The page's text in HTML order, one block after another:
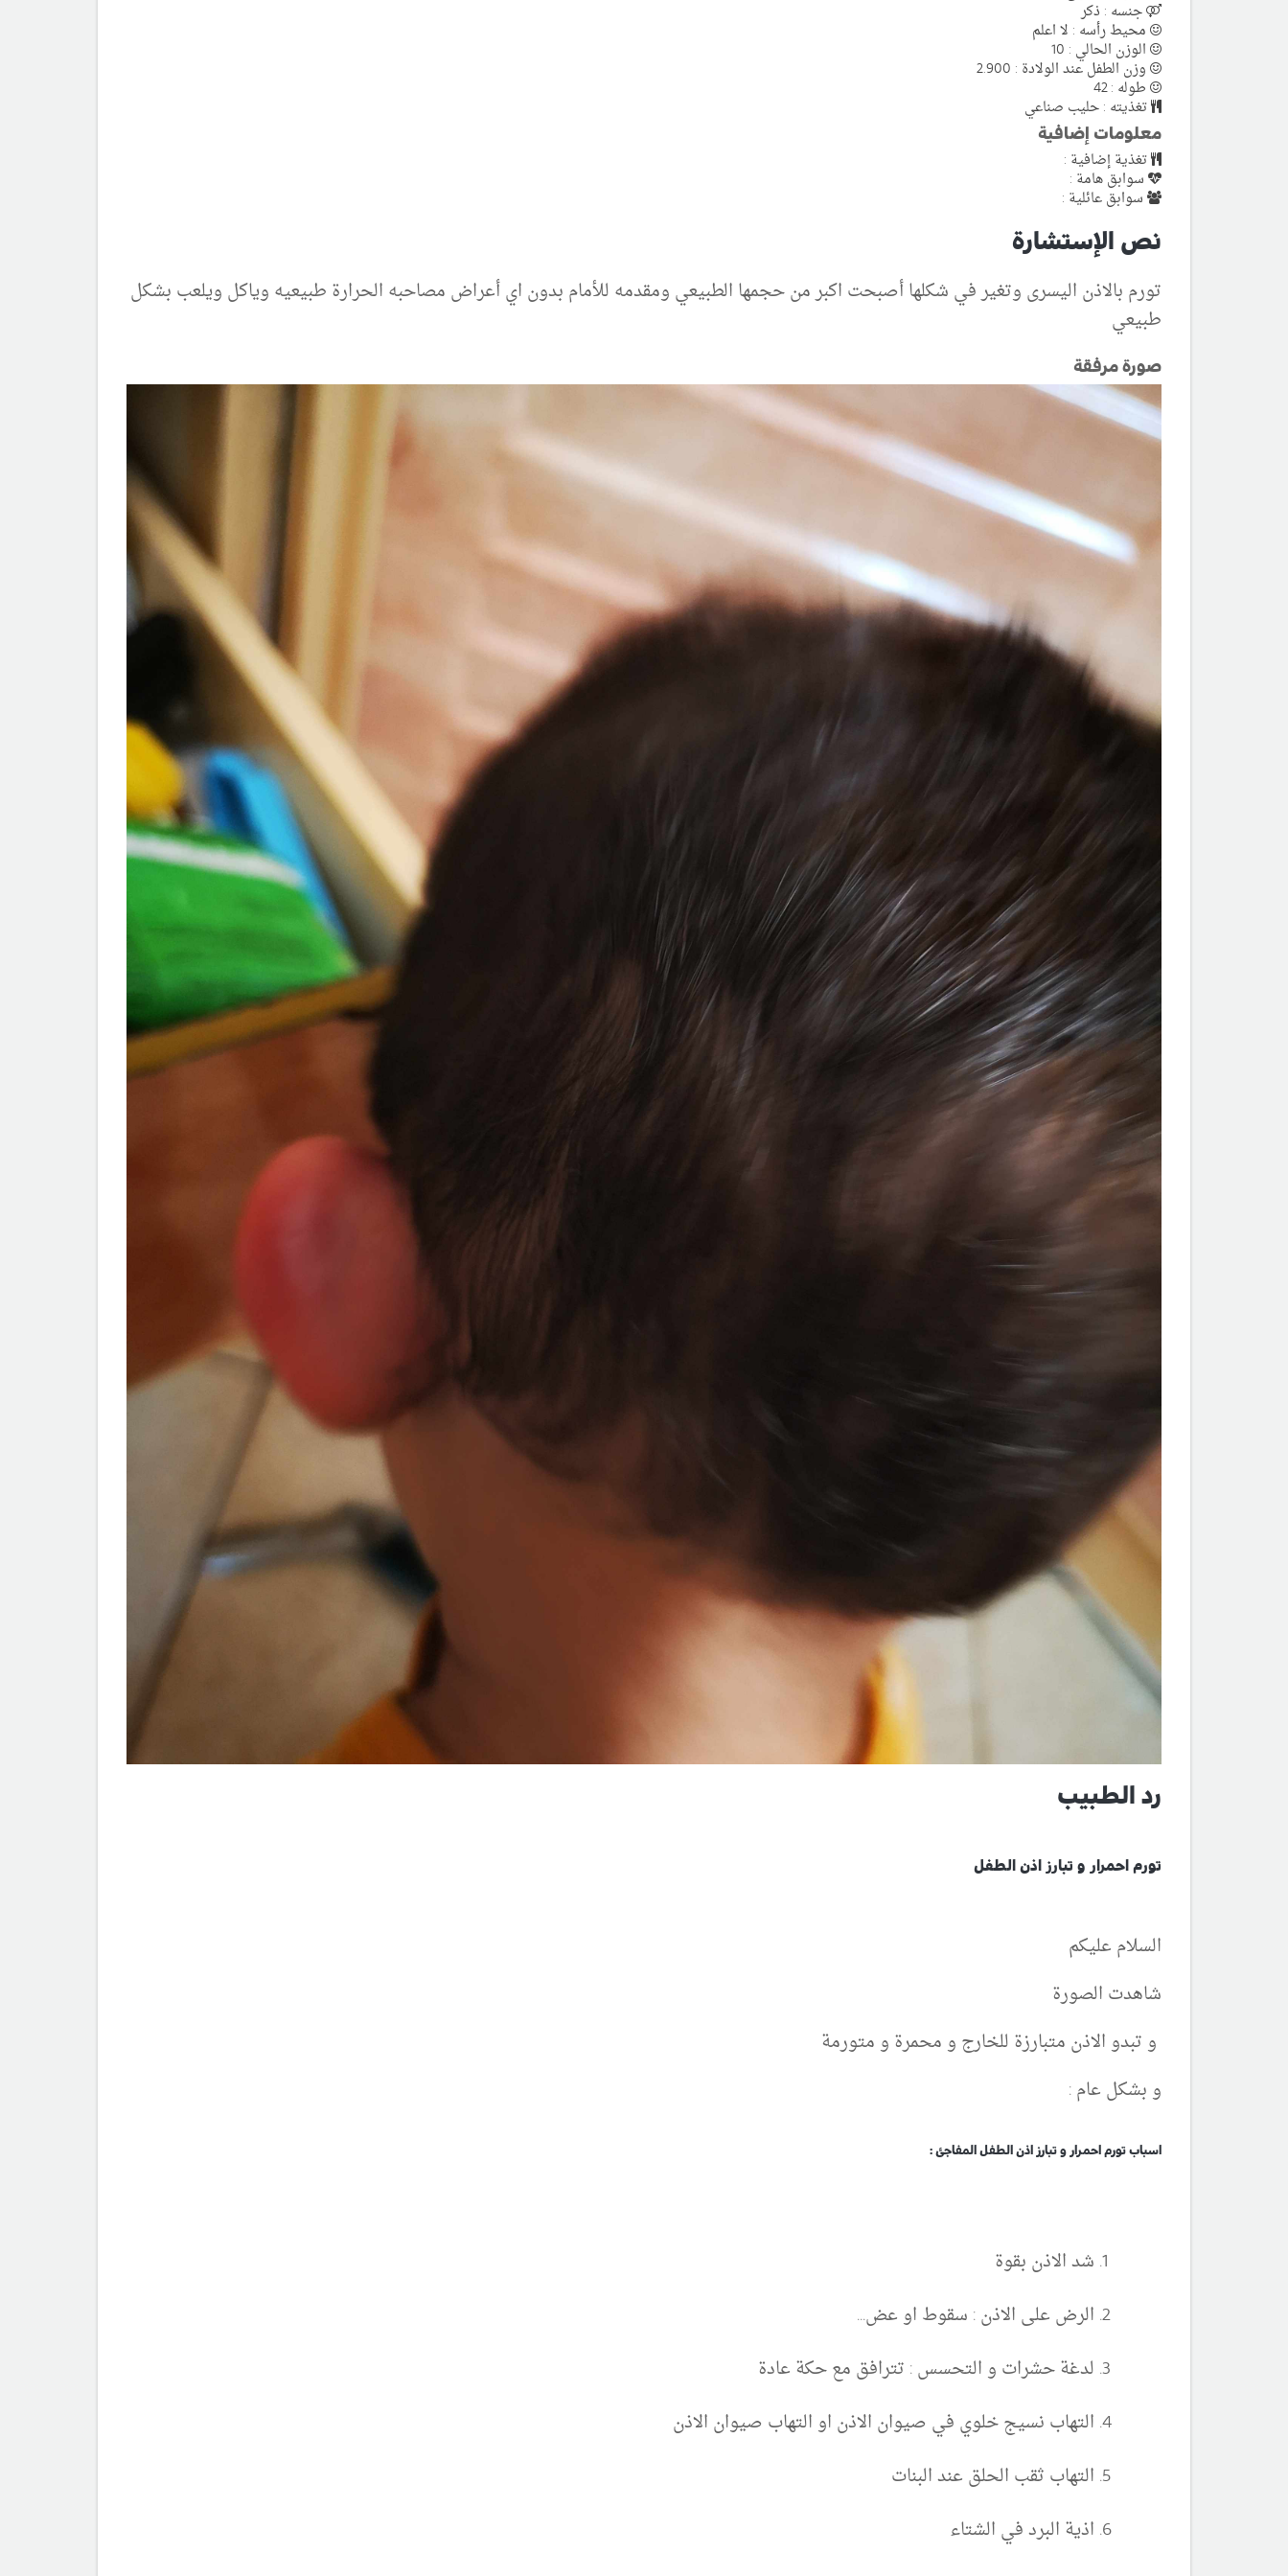
جنسه : ذكر
محيط رأسه : لا اعلم
الوزن الحالي : 10
وزن الطفل عند الولادة : 2.900
طوله : 42
تغذيته : حليب صناعي
معلومات إضافية
تغذية إضافية :
سوابق هامة :
سوابق عائلية :
نص الإستشارة
تورم بالاذن اليسرى وتغير في شكلها أصبحت اكبر من حجمها الطبيعي ومقدمه للأمام بدون اي أعراض مصاحبه الحرارة طبيعيه وياكل ويلعب بشكل
طبيعي
صورة مرفقة
رد الطبيب
تورم احمرار و تبارز اذن الطفل
السلام عليكم
شاهدت الصورة
و تبدو الاذن متبارزة للخارج و محمرة و متورمة
و بشكل عام :
اسباب تورم احمرار و تبارز اذن الطفل المفاجئ :
شد الاذن بقوة
الرض على الاذن : سقوط او عض...
لدغة حشرات و التحسس : تترافق مع حكة عادة
التهاب نسيج خلوي في صيوان الاذن او التهاب صيوان الاذن
التهاب ثقب الحلق عند البنات
اذية البرد في الشتاء